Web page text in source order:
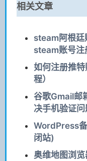
相关文章
steam阿根
steam账号注
如何注册推
程）
谷歌Gmail邮
决手机验证问
WordPress
闭站)
奥维地图浏